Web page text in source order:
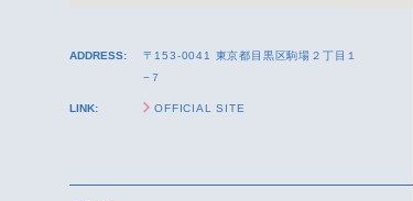
ADDRESS:
〒153-0041 東京都目黒区駒場２丁目１
−７
LINK: OFFICIAL SITE